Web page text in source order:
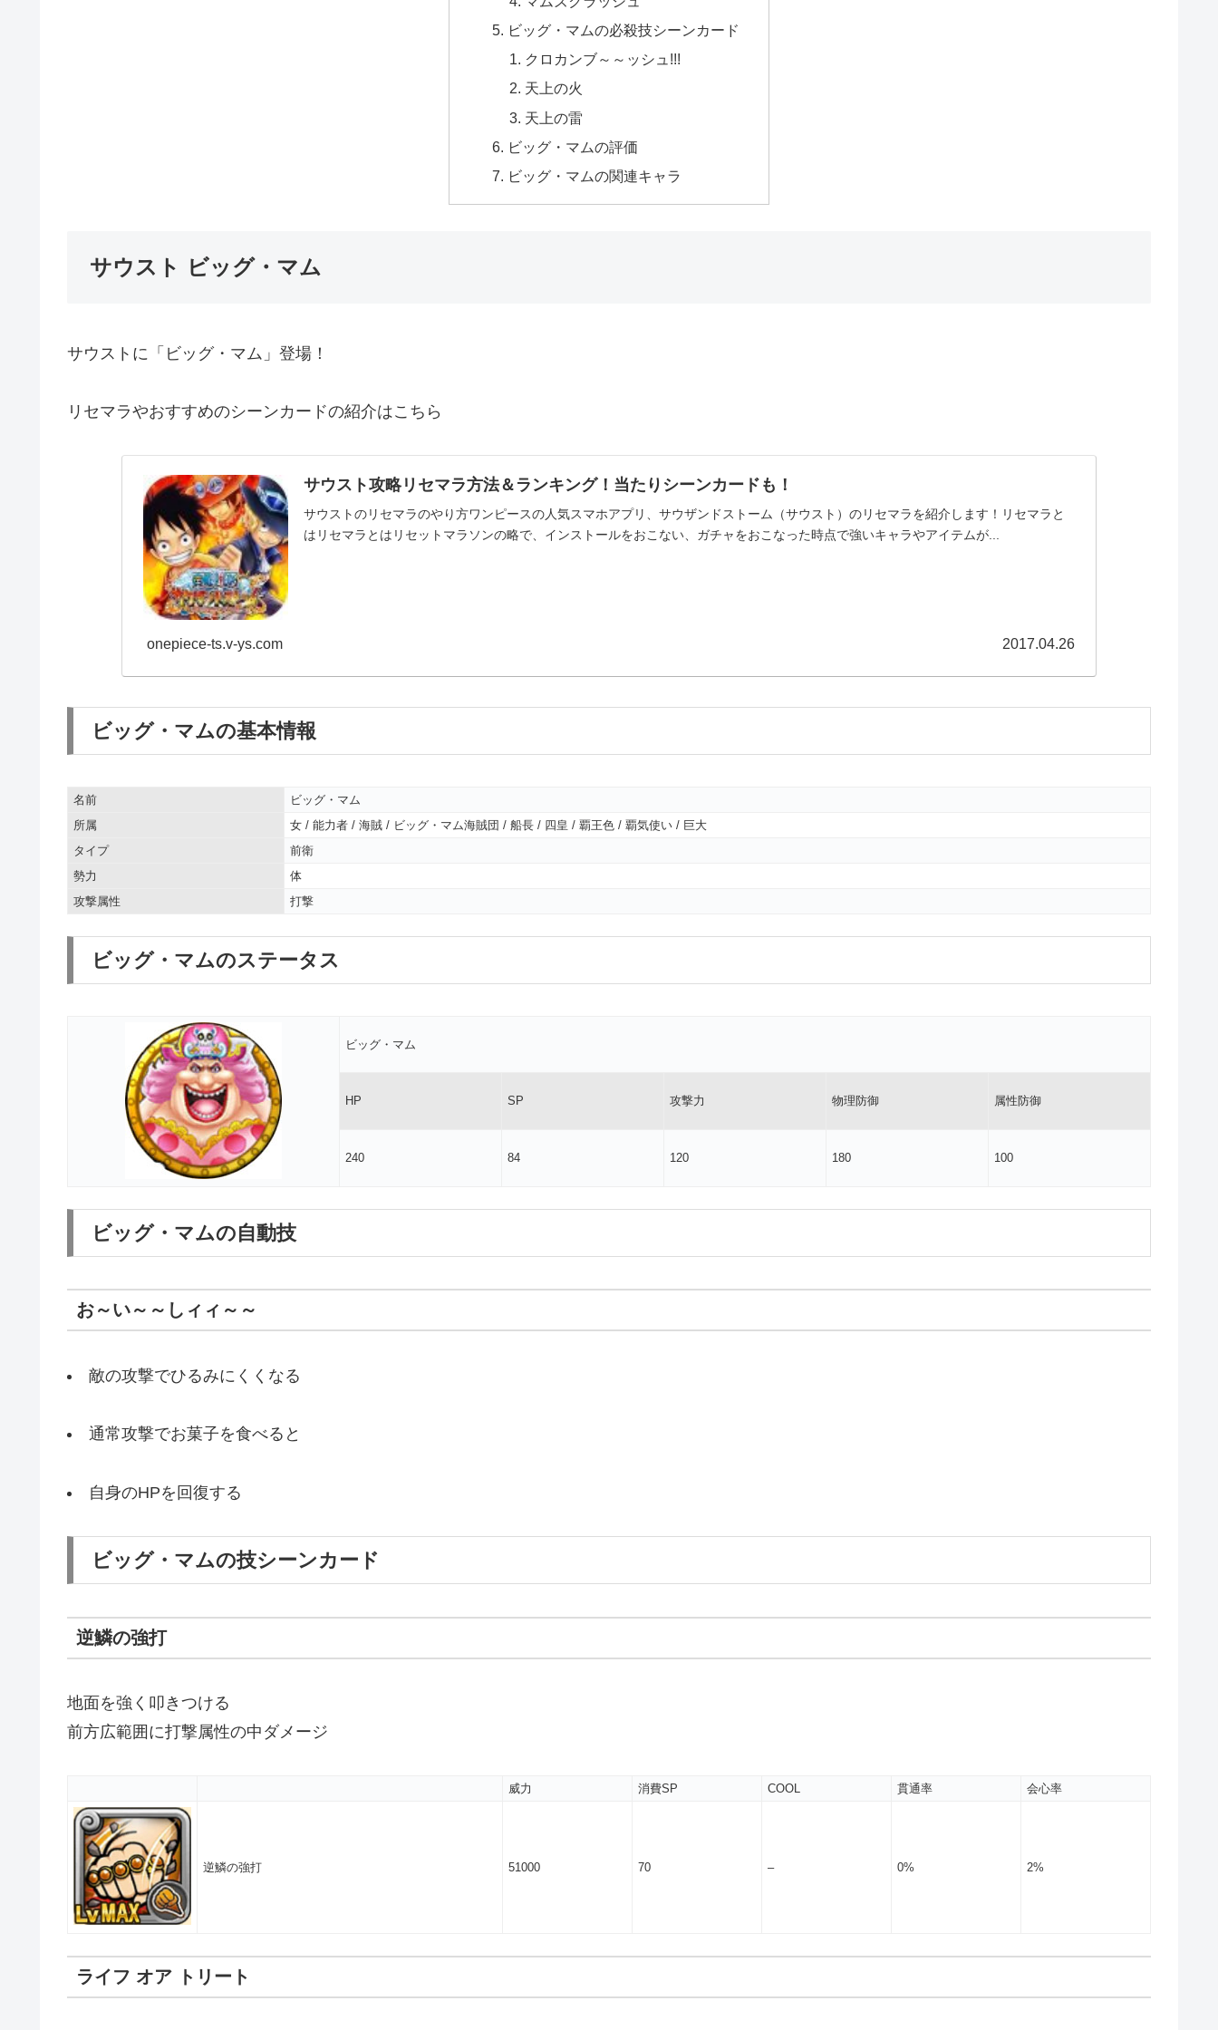
ビッグ・マムの必殺技シーンカード
クロカンブ～～ッシュ!!!
天上の火
天上の雷
ビッグ・マムの評価
ビッグ・マムの関連キャラ
サウスト ビッグ・マム
サウストに「ビッグ・マム」登場！
リセマラやおすすめのシーンカードの紹介はこちら
サウスト攻略リセマラ方法＆ランキング！当たりシーンカードも！
サウストのリセマラのやり方ワンピースの人気スマホアプリ、サウザンドストーム（サウスト）のリセマラを紹介します！リセマラと
はリセマラとはリセットマラソンの略で、インストールをおこない、ガチャをおこなった時点で強いキャラやアイテムが...
onepiece-ts.v-ys.com 2017.04.26
ビッグ・マムの基本情報
名前
ビッグ・マム
所属
女 / 能力者 / 海賊 / ビッグ・マム海賊団 / 船長 / 四皇 / 覇王色 / 覇気使い / 巨大
タイプ
前衛
勢力
体
攻撃属性
打撃
ビッグ・マムのステータス
ビッグ・マム
HP SP 攻撃力 物理防御 属性防御
240 84 120 180 100
ビッグ・マムの自動技
お～い～～しィィ～～
敵の攻撃でひるみにくくなる
通常攻撃でお菓子を食べると
自身のHPを回復する
ビッグ・マムの技シーンカード
逆鱗の強打
地面を強く叩きつける
前方広範囲に打撃属性の中ダメージ
威力 消費SP COOL 貫通率 会心率
逆鱗の強打 51000 70 – 0% 2%
ライフ オア トリート